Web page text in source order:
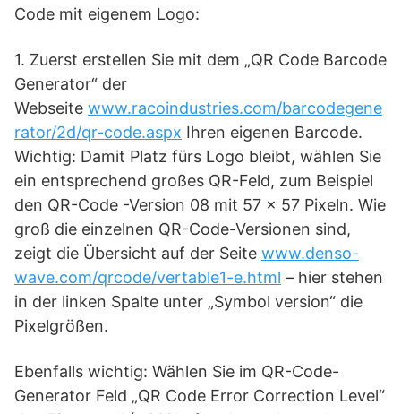
Code mit eigenem Logo:
1. Zuerst erstellen Sie mit dem „QR Code Barcode
Generator“ der
Webseite www.racoindustries.com/barcodegene
rator/2d/qr-code.aspx Ihren eigenen Barcode.
Wichtig: Damit Platz fürs Logo bleibt, wählen Sie
ein entsprechend großes QR-Feld, zum Beispiel
den QR-Code -Version 08 mit 57 x 57 Pixeln. Wie
groß die einzelnen QR-Code-Versionen sind,
zeigt die Übersicht auf der Seite www.denso-
wave.com/qrcode/vertable1-e.html – hier stehen
in der linken Spalte unter „Symbol version“ die
Pixelgrößen.
Ebenfalls wichtig: Wählen Sie im QR-Code-
Generator Feld „QR Code Error Correction Level“